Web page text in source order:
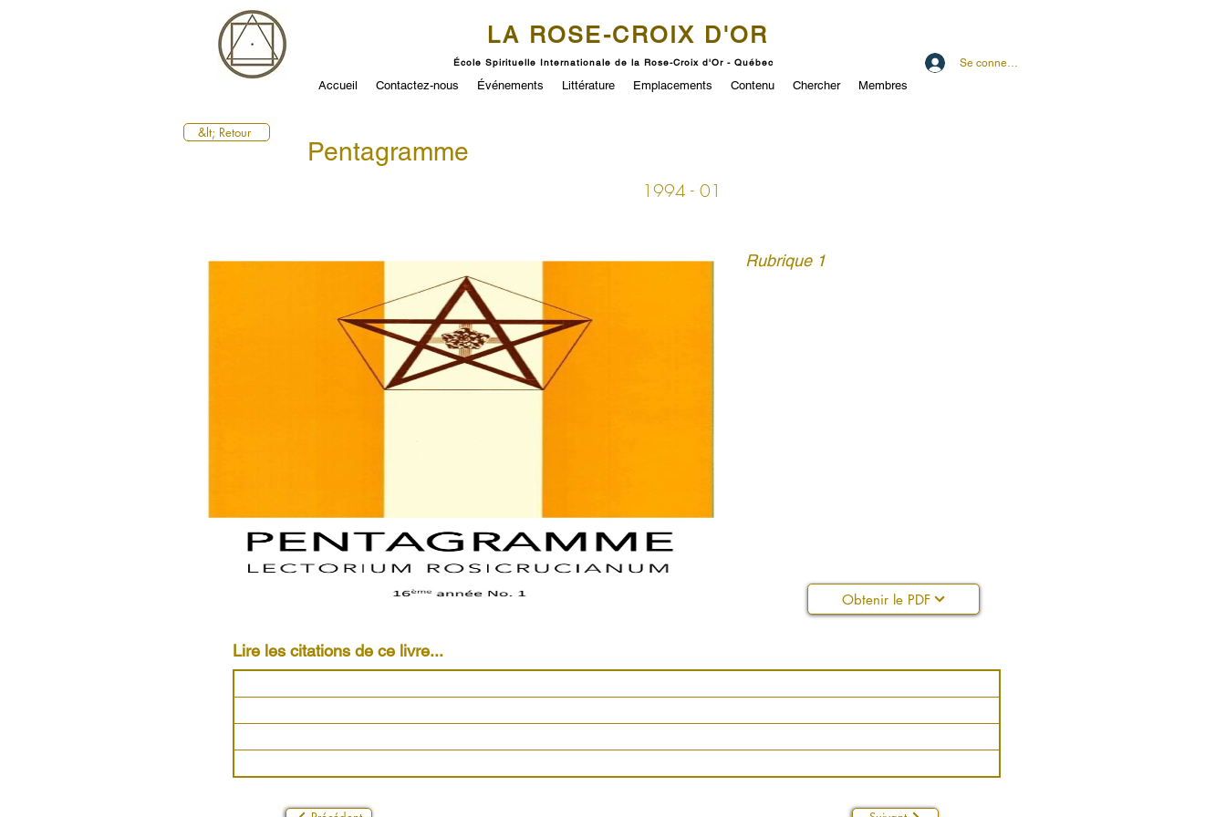
LA ROSE-CROIX D'OR
École Spirituelle Internationale de la Rose-Croix d'Or - Québec Se connecter
Accueil Contactez-nous Événements Littérature Emplacements Contenu Chercher Membres
&lt; Retour
Pentagramme
1994 - 01
Rubrique 1
Obtenir le PDF
Lire les citations de ce livre...